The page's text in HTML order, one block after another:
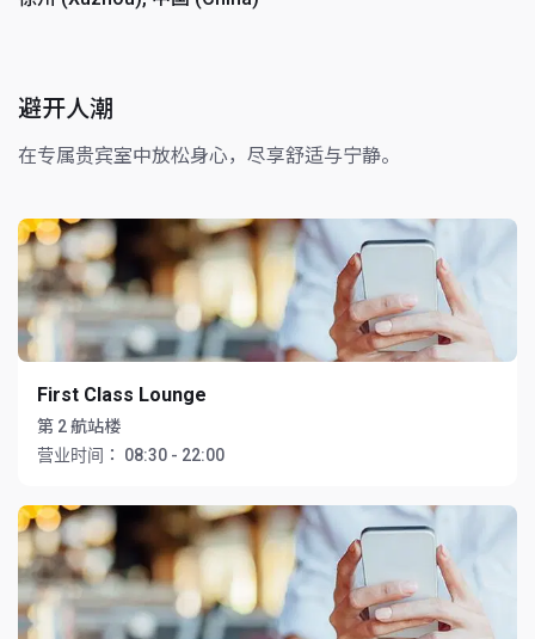
避开人潮
在专属贵宾室中放松身心，尽享舒适与宁静。
First Class Lounge
第 2 航站楼
营业时间：
08:30 - 22:00